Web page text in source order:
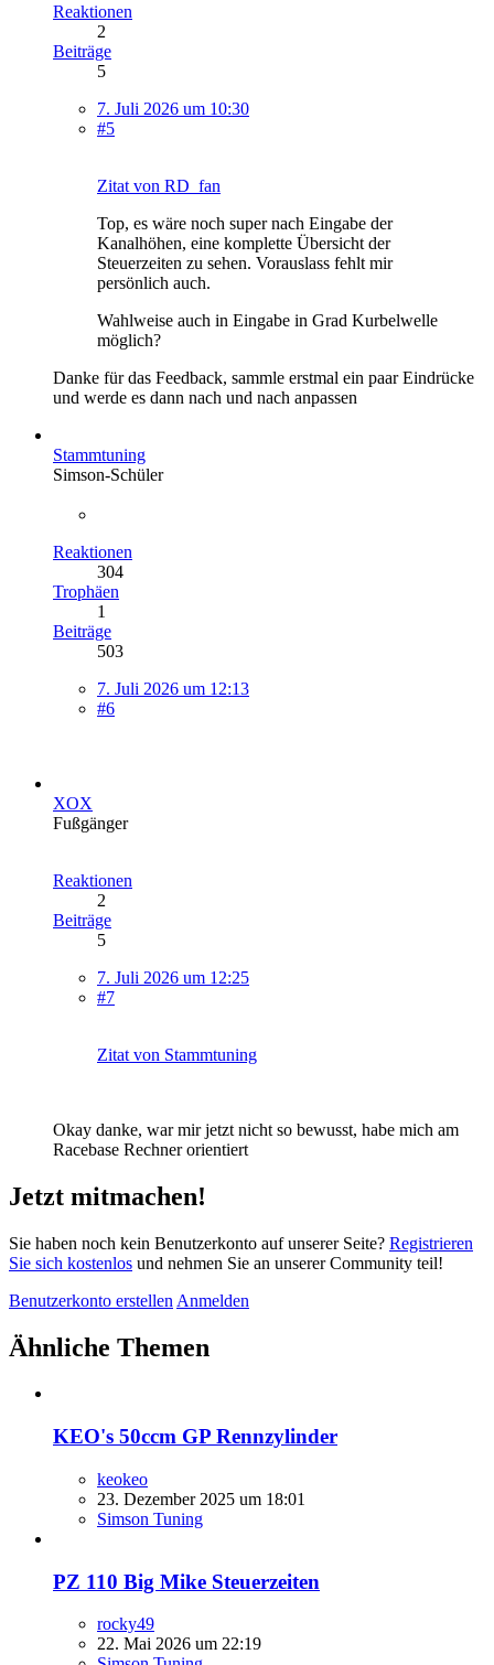
Reaktionen
2
Beiträge
5
7. Juli 2026 um 10:30
#5
Zitat von RD_fan
Top, es wäre noch super nach Eingabe der
Kanalhöhen, eine komplette Übersicht der
Steuerzeiten zu sehen. Vorauslass fehlt mir
persönlich auch.
Wahlweise auch in Eingabe in Grad Kurbelwelle
möglich?
Danke für das Feedback, sammle erstmal ein paar Eindrücke
und werde es dann nach und nach anpassen
Stammtuning
Simson-Schüler
Reaktionen
304
Trophäen
1
Beiträge
503
7. Juli 2026 um 12:13
#6
XOX
Fußgänger
Reaktionen
2
Beiträge
5
7. Juli 2026 um 12:25
#7
Zitat von Stammtuning
Okay danke, war mir jetzt nicht so bewusst, habe mich am
Racebase Rechner orientiert
Jetzt mitmachen!
Sie haben noch kein Benutzerkonto auf unserer Seite? Registrieren
Sie sich kostenlos und nehmen Sie an unserer Community teil!
Benutzerkonto erstellen Anmelden
Ähnliche Themen
KEO's 50ccm GP Rennzylinder
keokeo
23. Dezember 2025 um 18:01
Simson Tuning
PZ 110 Big Mike Steuerzeiten
rocky49
22. Mai 2026 um 22:19